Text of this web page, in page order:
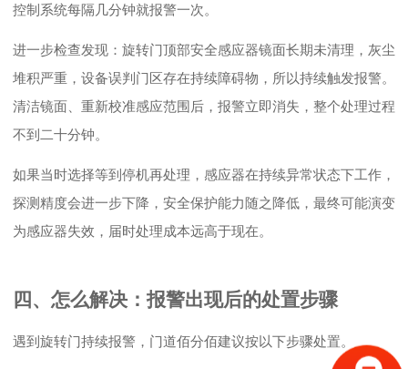
控制系统每隔几分钟就报警一次。
进一步检查发现：旋转门顶部安全感应器镜面长期未清理，灰尘
堆积严重，设备误判门区存在持续障碍物，所以持续触发报警。
清洁镜面、重新校准感应范围后，报警立即消失，整个处理过程
不到二十分钟。
如果当时选择等到停机再处理，感应器在持续异常状态下工作，
探测精度会进一步下降，安全保护能力随之降低，最终可能演变
为感应器失效，届时处理成本远高于现在。
四、怎么解决：报警出现后的处置步骤
遇到旋转门持续报警，门道佰分佰建议按以下步骤处置。